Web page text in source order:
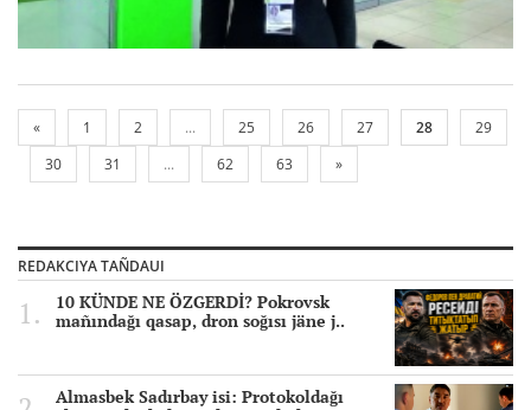
« 1 2 ... 25 26 27 28
29
30
31 ... 62 63 »
REDAKCIYA TAÑDAUI
10 KÜNDE NE ÖZGERDİ? Pokrovsk
mañındağı qasap, dron soğısı jäne j..
Almasbek Sadırbay isi: Protokoldağı